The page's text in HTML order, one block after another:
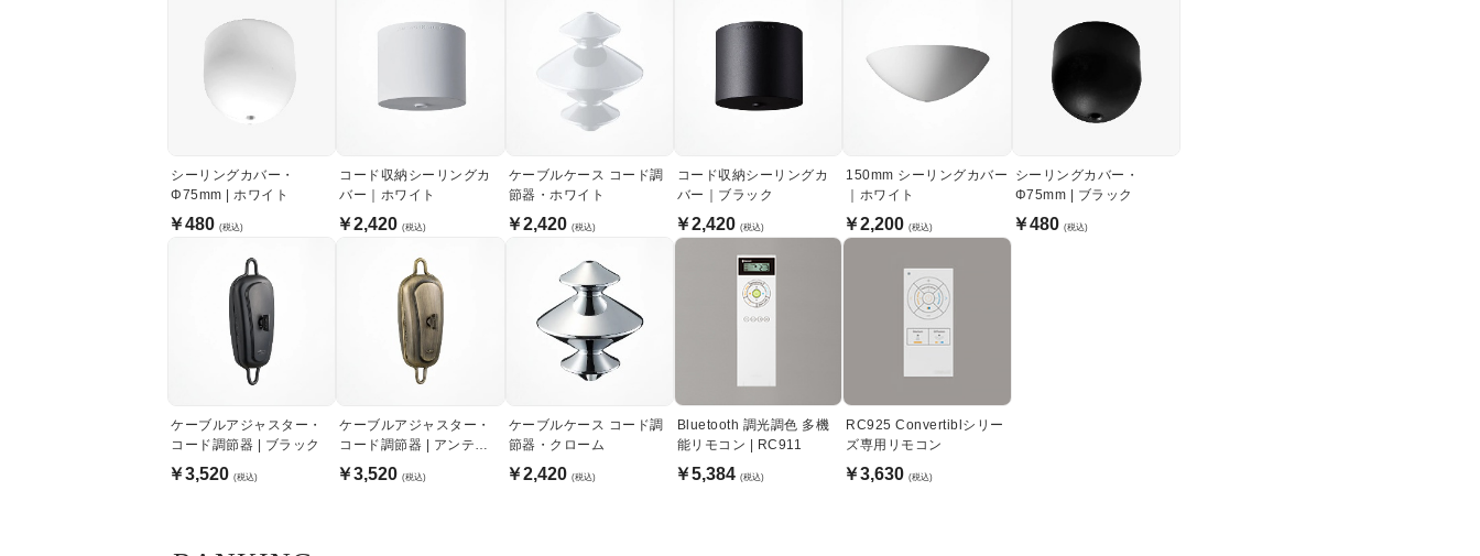
シーリングカバー・
Φ75mm | ホワイト
￥480 (税込)
コード収納シーリングカ
バー｜ホワイト
￥2,420 (税込)
ケーブルケース コード調
節器・ホワイト
￥2,420 (税込)
コード収納シーリングカ
バー｜ブラック
￥2,420 (税込)
150mm シーリングカバー
｜ホワイト
￥2,200 (税込)
シーリングカバー・
Φ75mm | ブラック
￥480 (税込)
ケーブルアジャスター・
コード調節器 | ブラック
￥3,520 (税込)
ケーブルアジャスター・
コード調節器 | アンティ
ークゴールド
￥3,520 (税込)
ケーブルケース コード調
節器・クローム
￥2,420 (税込)
Bluetooth 調光調色 多機
能リモコン | RC911
￥5,384 (税込)
RC925 Convertiblシリー
ズ専用リモコン
￥3,630 (税込)